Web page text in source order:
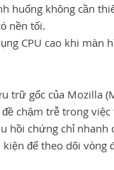
huống không cần
nền tối.
CPU cao khi màn
trữ gốc của Mozilla
chậm trễ trong
hồi chứng chỉ nhanh
để theo dõi vòng